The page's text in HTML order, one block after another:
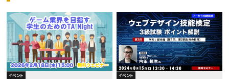
イベント イベント